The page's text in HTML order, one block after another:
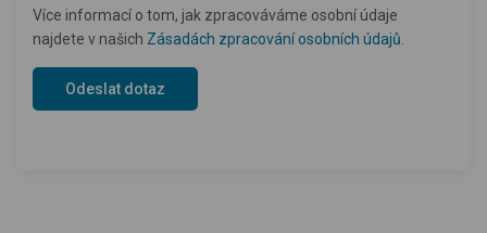
Více informací o tom, jak zpracováváme osobní údaje
najdete v našich Zásadách zpracování osobních údajů